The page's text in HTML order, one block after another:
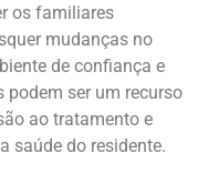
os familiares
mudanças no
de confiança e
ser um recurso
ao tratamento e
saúde do residente.